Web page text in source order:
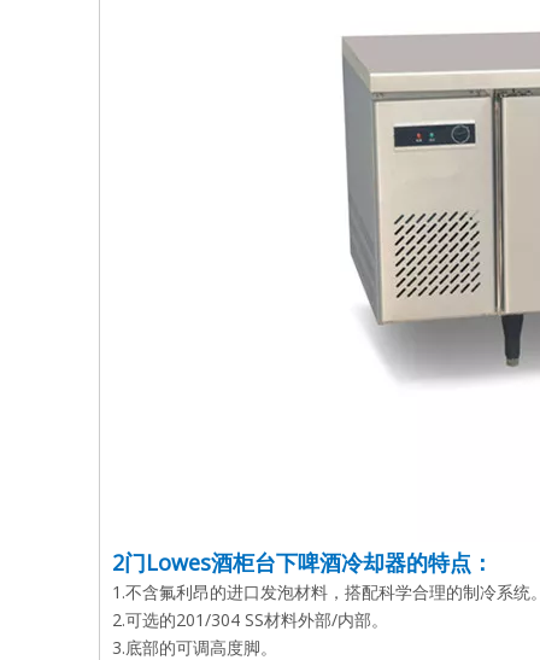
2门Lowes酒柜台下啤酒冷却器的特点：
1.不含氟利昂的进口发泡材料，搭配科学合理的制冷系统
2.可选的201/304 SS材料外部/内部。
3.底部的可调高度脚。